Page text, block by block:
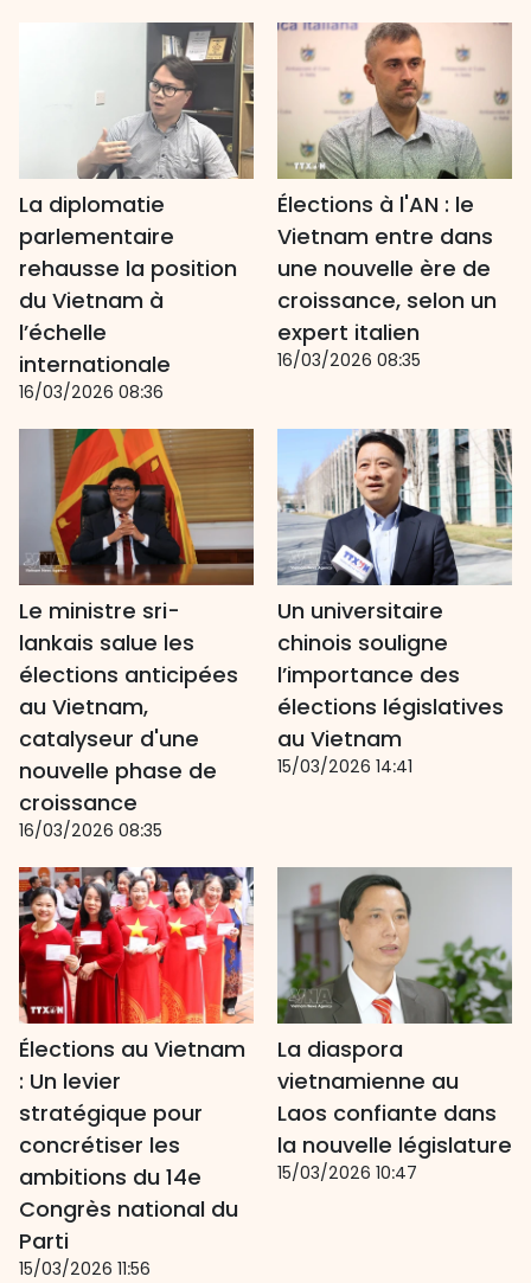
La diplomatie
parlementaire
rehausse la position
du Vietnam à
l’échelle
internationale
16/03/2026 08:36
Élections à l'AN : le
Vietnam entre dans
une nouvelle ère de
croissance, selon un
expert italien
16/03/2026 08:35
Le ministre sri-
lankais salue les
élections anticipées
au Vietnam,
catalyseur d'une
nouvelle phase de
croissance
16/03/2026 08:35
Un universitaire
chinois souligne
l’importance des
élections législatives
au Vietnam
15/03/2026 14:41
Élections au Vietnam
: Un levier
stratégique pour
concrétiser les
ambitions du 14e
Congrès national du
Parti
15/03/2026 11:56
La diaspora
vietnamienne au
Laos confiante dans
la nouvelle législature
15/03/2026 10:47